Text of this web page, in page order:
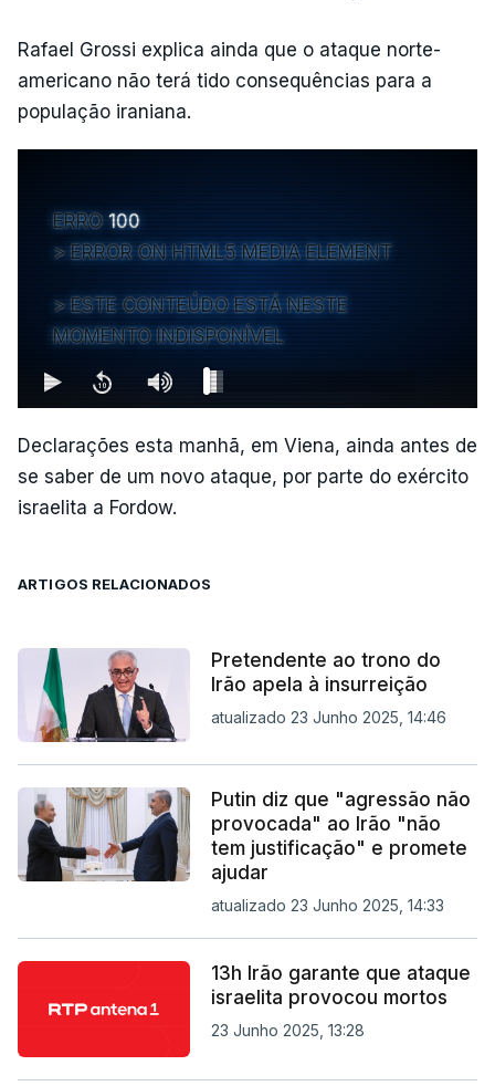
Rafael Grossi explica ainda que o ataque norte-
americano não terá tido consequências para a
população iraniana.
ERRO 100
ERROR ON HTML5 MEDIA ELEMENT
ESTE CONTEÚDO ESTÁ NESTE
MOMENTO INDISPONÍVEL
Declarações esta manhã, em Viena, ainda antes de
se saber de um novo ataque, por parte do exército
israelita a Fordow.
ARTIGOS RELACIONADOS
Pretendente ao trono do
Irão apela à insurreição
atualizado 23 Junho 2025, 14:46
Putin diz que "agressão não
provocada" ao Irão "não
tem justificação" e promete
ajudar
atualizado 23 Junho 2025, 14:33
13h Irão garante que ataque
israelita provocou mortos
23 Junho 2025, 13:28